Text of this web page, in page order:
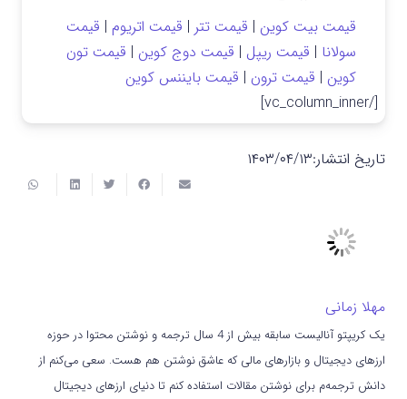
قیمت بیت کوین | قیمت تتر | قیمت اتریوم | قیمت
سولانا | قیمت ریپل | قیمت دوج کوین | قیمت تون
کوین | قیمت ترون | قیمت بایننس کوین
[/vc_column_inner]
تاریخ انتشار:۱۴۰۳/۰۴/۱۳
مهلا زمانی
یک کریپتو آنالیست سابقه بیش از 4 سال ترجمه و نوشتن محتوا در حوزه
ارزهای دیجیتال و بازارهای مالی که عاشق نوشتن هم هست. سعی می‌کنم از
دانش ترجمه‌م برای نوشتن مقالات استفاده کنم تا دنیای ارزهای دیجیتال